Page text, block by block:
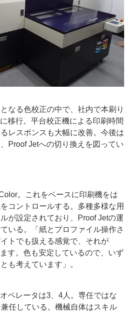
なる色校正の中で、社内で本刷り
移行。平台校正機による印刷時間
レスポンスも大幅に改善。今後は
Proof Jetへの切り換えを図ってい
。これをベースに印刷機をは
コントロールする。多種多様な用
が設定されており、Proof Jetの運
いる。「紙とプロファイル操作さ
トでも扱える感覚で、それが
す。色も安定しているので、いず
も考えています」。
ペレータは3、4人。専任ではな
任している。機械自体はスキル